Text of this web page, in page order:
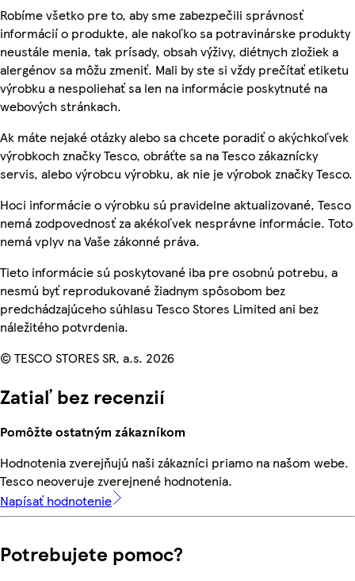
Robíme všetko pre to, aby sme zabezpečili správnosť
informácií o produkte, ale nakoľko sa potravinárske produkty
neustále menia, tak prísady, obsah výživy, diétnych zložiek a
alergénov sa môžu zmeniť. Mali by ste si vždy prečítať etiketu
výrobku a nespoliehať sa len na informácie poskytnuté na
webových stránkach.
Ak máte nejaké otázky alebo sa chcete poradiť o akýchkoľvek
výrobkoch značky Tesco, obráťte sa na Tesco zákaznícky
servis, alebo výrobcu výrobku, ak nie je výrobok značky Tesco.
Hoci informácie o výrobku sú pravidelne aktualizované, Tesco
nemá zodpovednosť za akékoľvek nesprávne informácie. Toto
nemá vplyv na Vaše zákonné práva.
Tieto informácie sú poskytované iba pre osobnú potrebu, a
nesmú byť reprodukované žiadnym spôsobom bez
predchádzajúceho súhlasu Tesco Stores Limited ani bez
náležitého potvrdenia.
© TESCO STORES SR, a.s. 2026
Zatiaľ bez recenzií
Pomôžte ostatným zákazníkom
Hodnotenia zverejňujú naši zákazníci priamo na našom webe.
Tesco neoveruje zverejnené hodnotenia.
Napísať hodnotenie
Potrebujete pomoc?